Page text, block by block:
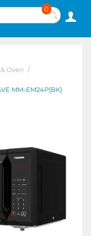
0
Oven /
MM-EM24P(BK)